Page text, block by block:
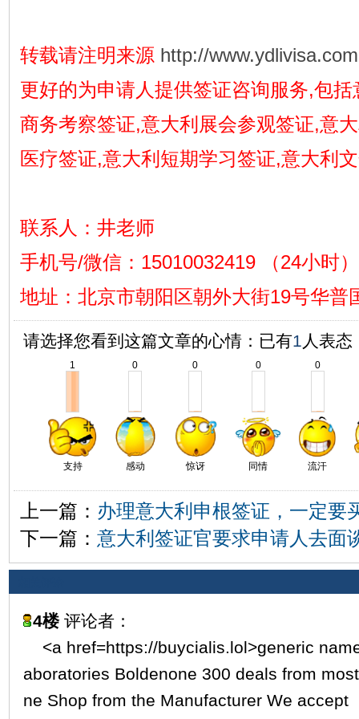
转载请注明来源 http://www.ydlivisa.com
更好的为申请人提供签证咨询服务,包
商务考察签证,意大利展会参观签证,意
医疗签证,意大利短期学习签证,意大利
联系人：井老师
手机号/微信：15010032419 （24小时）
地址 ： 北京市朝阳区朝外大街19号华普
请选择您看到这篇文章的心情：已有1 人表态
1
支持
0
感动
0
惊讶
0
同情
0
流汗
上一篇： 办理意大利申根签证，一定要
下一篇： 意大利签证官要求申请人去面
4楼评论者：
<a href=https://buycialis.lol>generic
aboratories Boldenone 300 deals from
ne Shop from the Manufacturer We accept